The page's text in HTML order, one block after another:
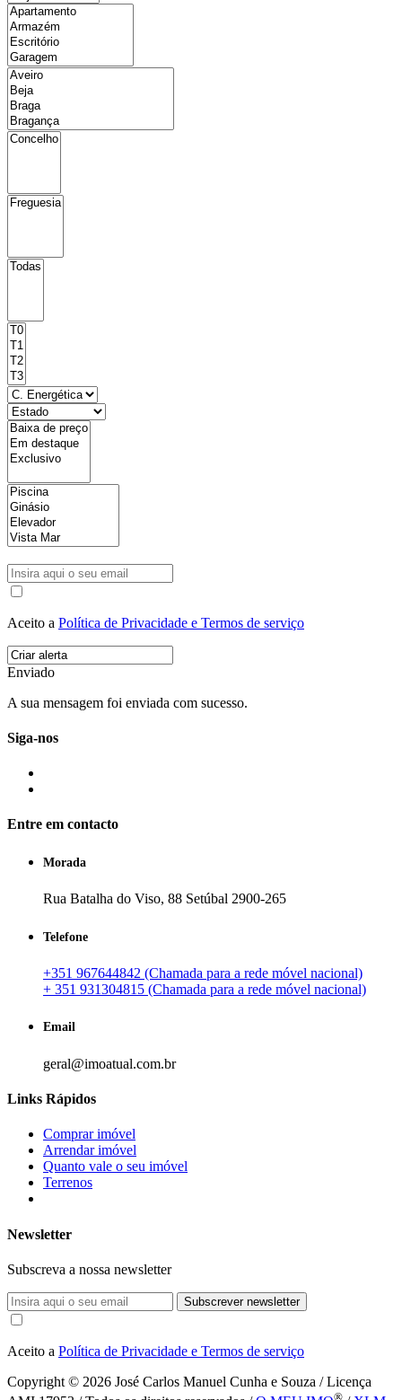
Aceito a Política de Privacidade e Termos de serviço
Enviado
A sua mensagem foi enviada com sucesso.
Siga-nos
Entre em contacto
Morada
Rua Batalha do Viso, 88 Setúbal 2900-265
Telefone
+351 967644842 (Chamada para a rede móvel nacional)
+ 351 931304815 (Chamada para a rede móvel nacional)
Email
geral@imoatual.com.br
Links Rápidos
Comprar imóvel
Arrendar imóvel
Quanto vale o seu imóvel
Terrenos
Newsletter
Subscreva a nossa newsletter
Subscrever newsletter
Aceito a Política de Privacidade e Termos de serviço
Copyright © 2026 José Carlos Manuel Cunha e Souza / Licença
®